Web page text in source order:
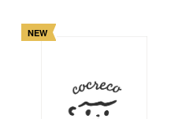
NEW